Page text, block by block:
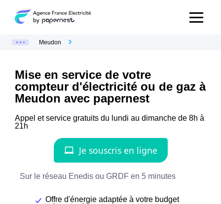
Meudon